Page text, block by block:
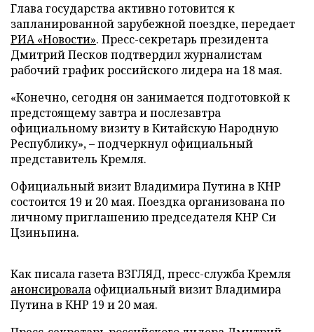
Глава государства активно готовится к
запланированной зарубежной поездке, передает
РИА «Новости». Пресс-секретарь президента
Дмитрий Песков подтвердил журналистам
рабочий график российского лидера на 18 мая.
«Конечно, сегодня он занимается подготовкой к
предстоящему завтра и послезавтра
официальному визиту в Китайскую Народную
Республику», – подчеркнул официальный
представитель Кремля.
Официальный визит Владимира Путина в КНР
состоится 19 и 20 мая. Поездка организована по
личному приглашению председателя КНР Си
Цзиньпина.
Как писала газета ВЗГЛЯД, пресс-служба Кремля
анонсировала официальный визит Владимира
Путина в КНР 19 и 20 мая.